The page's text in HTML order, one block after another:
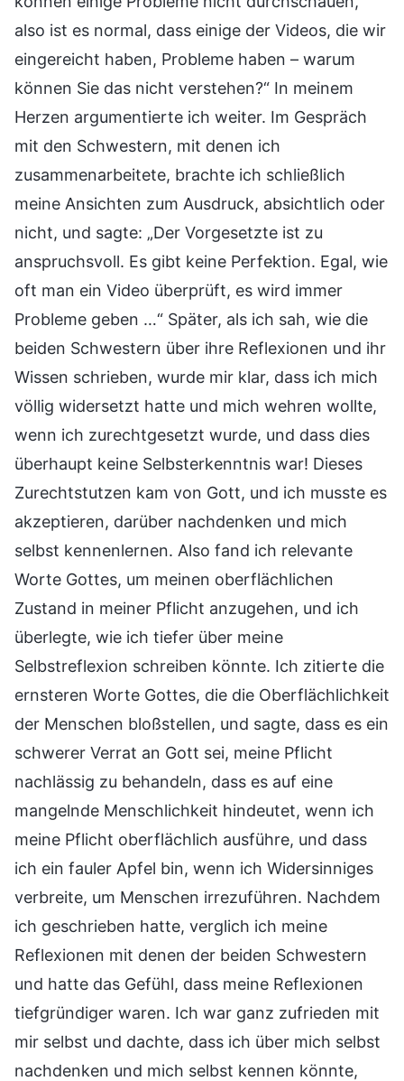
also ist es normal, dass einige der Videos, die wir
eingereicht haben, Probleme haben – warum
können Sie das nicht verstehen?“ In meinem
Herzen argumentierte ich weiter. Im Gespräch
mit den Schwestern, mit denen ich
zusammenarbeitete, brachte ich schließlich
meine Ansichten zum Ausdruck, absichtlich oder
nicht, und sagte: „Der Vorgesetzte ist zu
anspruchsvoll. Es gibt keine Perfektion. Egal, wie
oft man ein Video überprüft, es wird immer
Probleme geben …“ Später, als ich sah, wie die
beiden Schwestern über ihre Reflexionen und ihr
Wissen schrieben, wurde mir klar, dass ich mich
völlig widersetzt hatte und mich wehren wollte,
wenn ich zurechtgesetzt wurde, und dass dies
überhaupt keine Selbsterkenntnis war! Dieses
Zurechtstutzen kam von Gott, und ich musste es
akzeptieren, darüber nachdenken und mich
selbst kennenlernen. Also fand ich relevante
Worte Gottes, um meinen oberflächlichen
Zustand in meiner Pflicht anzugehen, und ich
überlegte, wie ich tiefer über meine
Selbstreflexion schreiben könnte. Ich zitierte die
ernsteren Worte Gottes, die die Oberflächlichkeit
der Menschen bloßstellen, und sagte, dass es ein
schwerer Verrat an Gott sei, meine Pflicht
nachlässig zu behandeln, dass es auf eine
mangelnde Menschlichkeit hindeutet, wenn ich
meine Pflicht oberflächlich ausführe, und dass
ich ein fauler Apfel bin, wenn ich Widersinniges
verbreite, um Menschen irrezuführen. Nachdem
ich geschrieben hatte, verglich ich meine
Reflexionen mit denen der beiden Schwestern
und hatte das Gefühl, dass meine Reflexionen
tiefgründiger waren. Ich war ganz zufrieden mit
mir selbst und dachte, dass ich über mich selbst
nachdenken und mich selbst kennen könnte,